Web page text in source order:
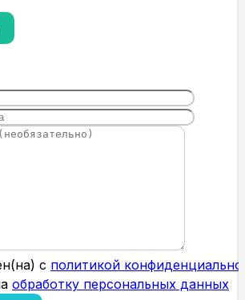
с политикой
обработку персональных данных